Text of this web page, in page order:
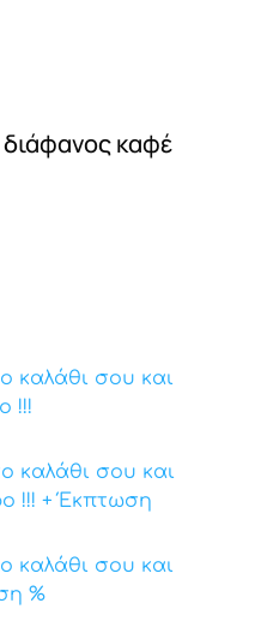
διάφανος καφέ
καλάθι σου και
!!!
καλάθι σου και
!!! + Έκπτωση
καλάθι σου και
%